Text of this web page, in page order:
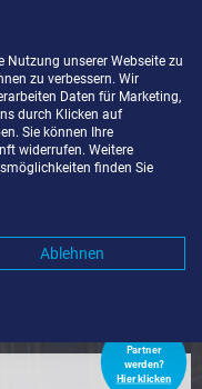
Extraraum
Partner
werden?
Hier klicken
Nutzung unserer Webseite zu
zu verbessern. Wir
Daten für Marketing,
durch Klicken auf
Sie können Ihre
widerrufen. Weitere
finden Sie
Ablehnen